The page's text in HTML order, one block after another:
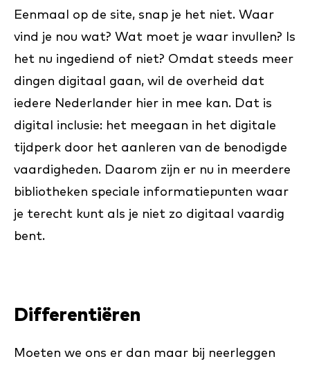
Eenmaal op de site, snap je het niet. Waar
vind je nou wat? Wat moet je waar invullen? Is
het nu ingediend of niet? Omdat steeds meer
dingen digitaal gaan, wil de overheid dat
iedere Nederlander hier in mee kan. Dat is
digital inclusie: het meegaan in het digitale
tijdperk door het aanleren van de benodigde
vaardigheden. Daarom zijn er nu in meerdere
bibliotheken speciale informatiepunten waar
je terecht kunt als je niet zo digitaal vaardig
bent.
Differentiëren
Moeten we ons er dan maar bij neerleggen